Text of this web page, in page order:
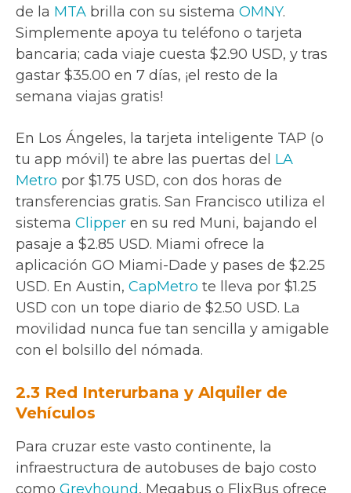
de la MTA brilla con su sistema OMNY.
Simplemente apoya tu teléfono o tarjeta
bancaria; cada viaje cuesta $2.90 USD, y tras
gastar $35.00 en 7 días, ¡el resto de la
semana viajas gratis!
En Los Ángeles, la tarjeta inteligente TAP (o
tu app móvil) te abre las puertas del LA
Metro por $1.75 USD, con dos horas de
transferencias gratis. San Francisco utiliza el
sistema Clipper en su red Muni, bajando el
pasaje a $2.85 USD. Miami ofrece la
aplicación GO Miami-Dade y pases de $2.25
USD. En Austin, CapMetro te lleva por $1.25
USD con un tope diario de $2.50 USD. La
movilidad nunca fue tan sencilla y amigable
con el bolsillo del nómada.
2.3 Red Interurbana y Alquiler de
Vehículos
Para cruzar este vasto continente, la
infraestructura de autobuses de bajo costo
como Greyhound, Megabus o FlixBus ofrece